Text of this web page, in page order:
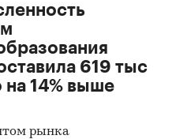
619 тыс
на 14% выше
рынка